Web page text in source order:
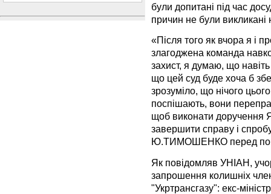
були допитані під час
причин не були викликані
«Після того як вчора я і
злагоджена команда
захист, я думаю, що
що цей суд буде хоча б
зрозуміло, що нічого
поспішають, вони
щоб виконати
завершити справу і
Ю.ТИМОШЕНКО перед
Як повідомляв УНІАН,
запрошення колишніх
"Укртрансгазу": екс-